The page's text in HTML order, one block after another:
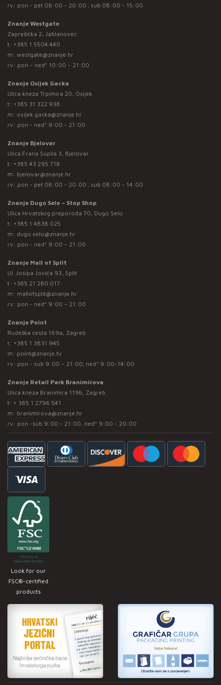
rv: pon - pet 08:00 - 20:00 ; sub 08:00 - 15:00
Znanje Westgate
Zaprešićka 2, Jablanovec
t: +385 1 5504 440
m: westgate@znanje.hr
rv: pon – ned* 10:00 – 21:00
Znanje Osijek Gacka
Ulica kneza Trpimira 20, Osijek
t: +385 31 322 938
m: osijek.gacka@znanje.hr
rv: pon - ned* 9:00 - 21:00
Znanje Bjelovar
Ulica Frana Supila 3, Bjelovar
t: +385 43 295 718
m: bjelovar@znanje.hr
rv: pon - pet 08:00 - 20:00 ; sub 08:00 - 14:00
Znanje Dugo Selo – Stop Shop
Ulica Hrvatskog preporoda 70, Dugo Selo
t: +385 1 4838 025
m: dugo.selo@znanje.hr
rv: pon - ned* 9:00 – 21:00
Znanje Mall of Split
Ul. Josipa Jovića 93, Split
t: +385 21 280 017
m: mallofsplit@znanje.hr
rv: pon - ned* 9:00 – 21:00
Znanje Point
Rudeška cesta 169a, Zagreb
t: +385 1 3831 945
m: point@znanje.hr
rv: pon - sub 9:00 – 21:00; ned* 9:00-14:00
Znanje Retail Park Branimirova
Ulica kneza Branimira 119b, Zagreb
t: + 385 1 2796 541
m: branimirova@znanje.hr
rv: pon -sub 9:00 - 21:00, ned* 9:00 - 20:00
Look for our
FSC®-certified
products